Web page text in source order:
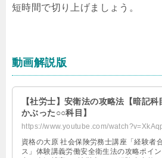
短時間で切り上げましょう。
動画解説版
【社労士】安衛法の攻略法【暗記科
かぶった○○科目】
https://www.youtube.com/
資格の大原 社会保険労務士講座「経験者
ス」体験講義労働安全衛生法の攻略ポイ